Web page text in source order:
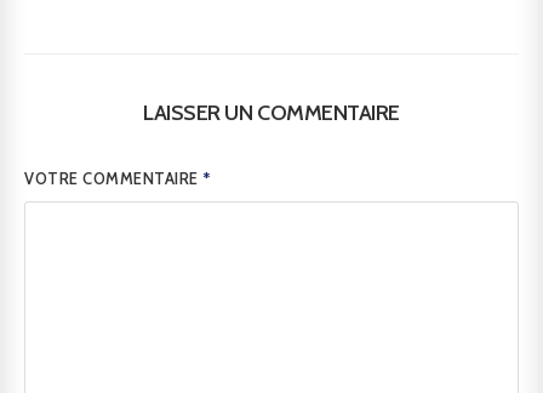
LAISSER UN COMMENTAIRE
VOTRE COMMENTAIRE*